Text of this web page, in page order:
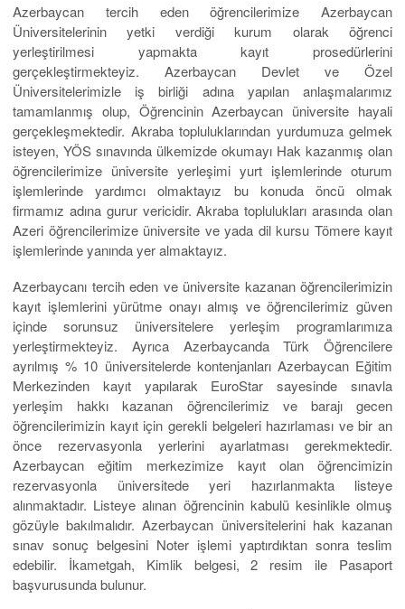
Azerbaycan tercih eden öğrencilerimize Azerbaycan
Üniversitelerinin yetki verdiği kurum olarak öğrenci
yerleştirilmesi yapmakta kayıt prosedürlerini
gerçekleştirmekteyiz. Azerbaycan Devlet ve Özel
Üniversitelerimizle iş birliği adına yapılan anlaşmalarımız
tamamlanmış olup, Öğrencinin Azerbaycan üniversite hayali
gerçekleşmektedir. Akraba topluluklarından yurdumuza gelmek
isteyen, YÖS sınavında ülkemizde okumayı Hak kazanmış olan
öğrencilerimize üniversite yerleşimi yurt işlemlerinde oturum
işlemlerinde yardımcı olmaktayız bu konuda öncü olmak
firmamız adına gurur vericidir. Akraba toplulukları arasında olan
Azeri öğrencilerimize üniversite ve yada dil kursu Tömere kayıt
işlemlerinde yanında yer almaktayız.
Azerbaycanı tercih eden ve üniversite kazanan öğrencilerimizin
kayıt işlemlerini yürütme onayı almış ve öğrencilerimiz güven
içinde sorunsuz üniversitelere yerleşim programlarımıza
yerleştirmekteyiz. Ayrıca Azerbaycanda Türk Öğrencilere
ayrılmış % 10 üniversitelerde kontenjanları Azerbaycan Eğitim
Merkezinden kayıt yapılarak EuroStar sayesinde sınavla
yerleşim hakkı kazanan öğrencilerimiz ve barajı gecen
öğrencilerimizin kayıt için gerekli belgeleri hazırlaması ve bir an
önce rezervasyonla yerlerini ayarlatması gerekmektedir.
Azerbaycan eğitim merkezimize kayıt olan öğrencimizin
rezervasyonla üniversitede yeri hazırlanmakta listeye
alınmaktadır. Listeye alınan öğrencinin kabulü kesinlikle olmuş
gözüyle bakılmalıdır. Azerbaycan üniversitelerini hak kazanan
sınav sonuç belgesini Noter işlemi yaptırdıktan sonra teslim
edebilir. İkametgah, Kimlik belgesi, 2 resim ile Pasaport
başvurusunda bulunur.